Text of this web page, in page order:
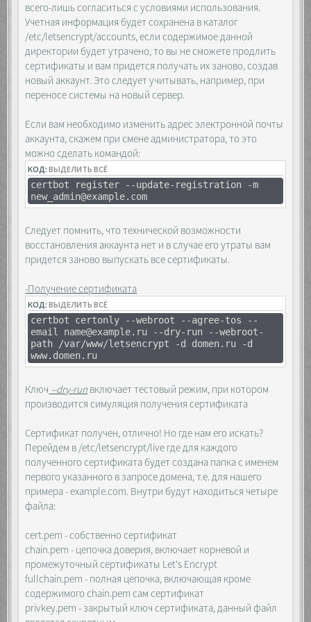
всего-лишь согласиться с условиями использования.
Учетная информация будет сохранена в каталог
/etc/letsencrypt/accounts, если содержимое данной
директории будет утрачено, то вы не сможете продлить
сертификаты и вам придется получать их заново, создав
новый аккаунт. Это следует учитывать, например, при
переносе системы на новый сервер.
Если вам необходимо изменить адрес электронной почты
аккаунта, скажем при смене администратора, то это
можно сделать командой:
КОД:ВЫДЕЛИТЬ ВСЁ
certbot register --update-registration -m
new_admin@example.com
Следует помнить, что технической возможности
восстановления аккаунта нет и в случае его утраты вам
придется заново выпускать все сертификаты.
-Получение сертификата
КОД:ВЫДЕЛИТЬ ВСЁ
certbot certonly --webroot --agree-tos --
email name@example.ru --dry-run --webroot-
path /var/www/letsencrypt -d domen.ru -d
www.domen.ru
Ключ --dry-run включает тестовый режим, при котором
производится симуляция получения сертификата
Сертификат получен, отлично! Но где нам его искать?
Перейдем в /etc/letsencrypt/live где для каждого
полученного сертификата будет создана папка с именем
первого указанного в запросе домена, т.е. для нашего
примера - example.com. Внутри будут находиться четыре
файла:
cert.pem - собственно сертификат
chain.pem - цепочка доверия, включает корневой и
промежуточный сертификаты Let's Encrypt
fullchain.pem - полная цепочка, включающая кроме
содержимого chain.pem сам сертификат
privkey.pem - закрытый ключ сертификата, данный файл